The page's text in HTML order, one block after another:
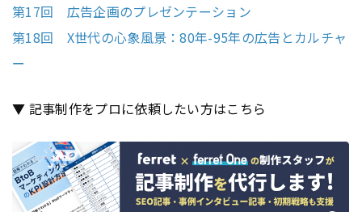
第17回 広告企画のプレゼンテーション
第18回 X世代の心象風景：80年-95年の広告とカルチャ
ー
▼ 記事制作をプロに依頼したい方はこちら